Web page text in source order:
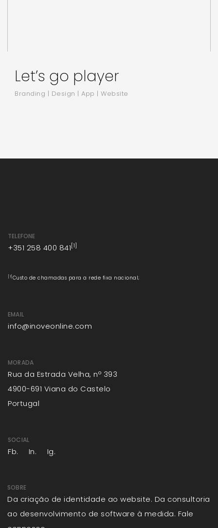
Let’s go player
Branding | Design | App | Website
TELEFONE
+351 258 400 841[1]
[1] Custo de chamadas para a rede fixa nacional;
EMAIL
info@inoveonline.com
MORADA
Rua da Estrada Velha, nº 393
4900-691 Viana do Castelo
Portugal
SOCIAL
Fb. In. Ig.
SOBRE
Da criação de identidade ao website. Da consultoria
ao desenvolvimento de software à medida. Fale